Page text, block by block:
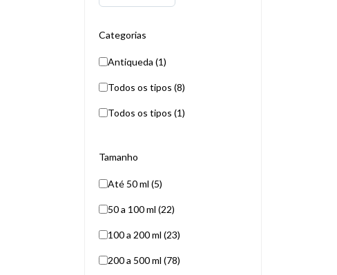
Categorias
Antiqueda (1)
Todos os tipos (8)
Todos os tipos (1)
Tamanho
Até 50 ml (5)
50 a 100 ml (22)
100 a 200 ml (23)
200 a 500 ml (78)